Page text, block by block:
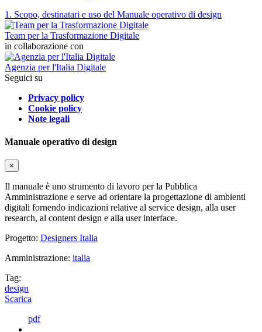
1. Scopo, destinatari e uso del Manuale operativo di design
Team per la Trasformazione Digitale
in collaborazione con
Agenzia per l'Italia Digitale
Seguici su
Privacy policy
Cookie policy
Note legali
Manuale operativo di design
×
Il manuale è uno strumento di lavoro per la Pubblica
Amministrazione e serve ad orientare la progettazione di ambienti
digitali fornendo indicazioni relative al service design, alla user
research, al content design e alla user interface.
Progetto: Designers Italia
Amministrazione: italia
Tag:
design
Scarica
pdf